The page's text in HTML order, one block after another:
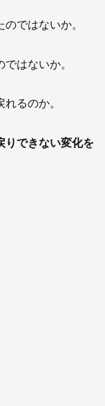
ではないか。
はないか。
るのか。
りできない変化を